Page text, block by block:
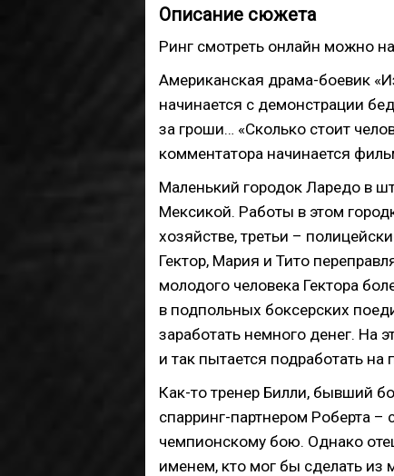
Описание сюжета
Ринг смотреть онлайн можно
Американская драма-боевик
начинается с демонстрации
за гроши… «Сколько стоит
комментатора начинается
Маленький городок Ларедо в
Мексикой. Работы в этом
хозяйстве, третьи –
Гектор, Мария и Тито
молодого человека Гектора
в подпольных боксерских
заработать немного денег. На
и так пытается подработать на
Как-то тренер Билли, бывший
спарринг-партнером Роберта –
чемпионскому бою. Однако
именем, кто мог бы сделать из